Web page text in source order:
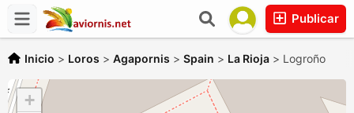
Publicar
Inicio > Loros > Agapornis > Spain > La Rioja > Logroño
+